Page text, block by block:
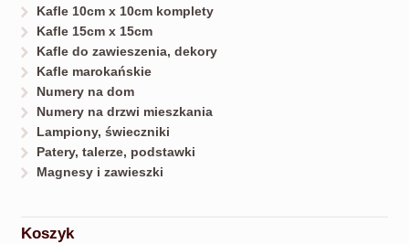
Kafle 10cm x 10cm komplety
Kafle 15cm x 15cm
Kafle do zawieszenia, dekory
Kafle marokańskie
Numery na dom
Numery na drzwi mieszkania
Lampiony, świeczniki
Patery, talerze, podstawki
Magnesy i zawieszki
Koszyk